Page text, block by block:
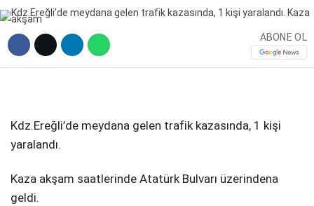
WhatsApp İhbar Hattı
SAĞLIK
POLITIKA
ABONE OL
Kdz.Ereğli’de meydana gelen trafik kazasında, 1 kişi
yaralandı.
Kaza akşam saatlerinde Atatürk Bulvarı üzerindena
geldi.